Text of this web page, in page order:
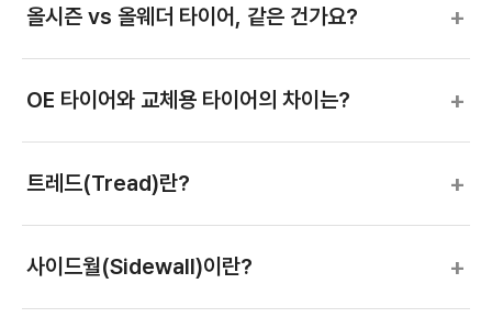
올시즌 vs 올웨더 타이어, 같은 건가요? +
OE 타이어와 교체용 타이어의 차이는? +
트레드(Tread)란? +
사이드월(Sidewall)이란? +